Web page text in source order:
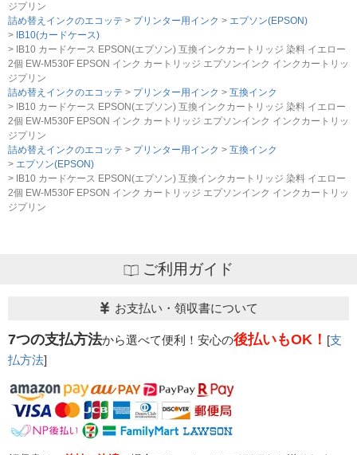
ジプリン
詰め替えインクのエコッテ
プリンター用インク
エプソン(EPSON)
IB10(カードケース)
IB10 カードケース EPSON(エプソン) 互換インクカートリッジ 染料 イエロー
2個 EW-M530F EPSON インク カートリッジ エプソンインク インクカートリッ
ジプリン
詰め替えインクのエコッテ
プリンター用インク
互換インク
IB10 カードケース EPSON(エプソン) 互換インクカートリッジ 染料 イエロー
2個 EW-M530F EPSON インク カートリッジ エプソンインク インクカートリッ
ジプリン
詰め替えインクのエコッテ
プリンター用インク
互換インク
エプソン(EPSON)
IB10 カードケース EPSON(エプソン) 互換インクカートリッジ 染料 イエロー
2個 EW-M530F EPSON インク カートリッジ エプソンインク インクカートリッ
ジプリン
ご利用ガイド
お支払い・領収書について
7つの支払方法から選べて便利！安心の後払いもOK！ [支
払方法]